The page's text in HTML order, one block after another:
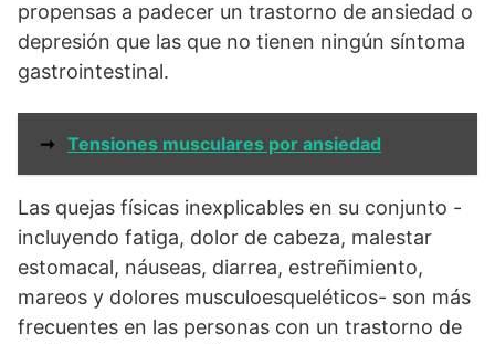
propensas a padecer un trastorno de ansiedad o
depresión que las que no tienen ningún síntoma
gastrointestinal.
➞ Tensiones musculares por ansiedad
Las quejas físicas inexplicables en su conjunto -
incluyendo fatiga, dolor de cabeza, malestar
estomacal, náuseas, diarrea, estreñimiento,
mareos y dolores musculoesqueléticos- son más
frecuentes en las personas con un trastorno de